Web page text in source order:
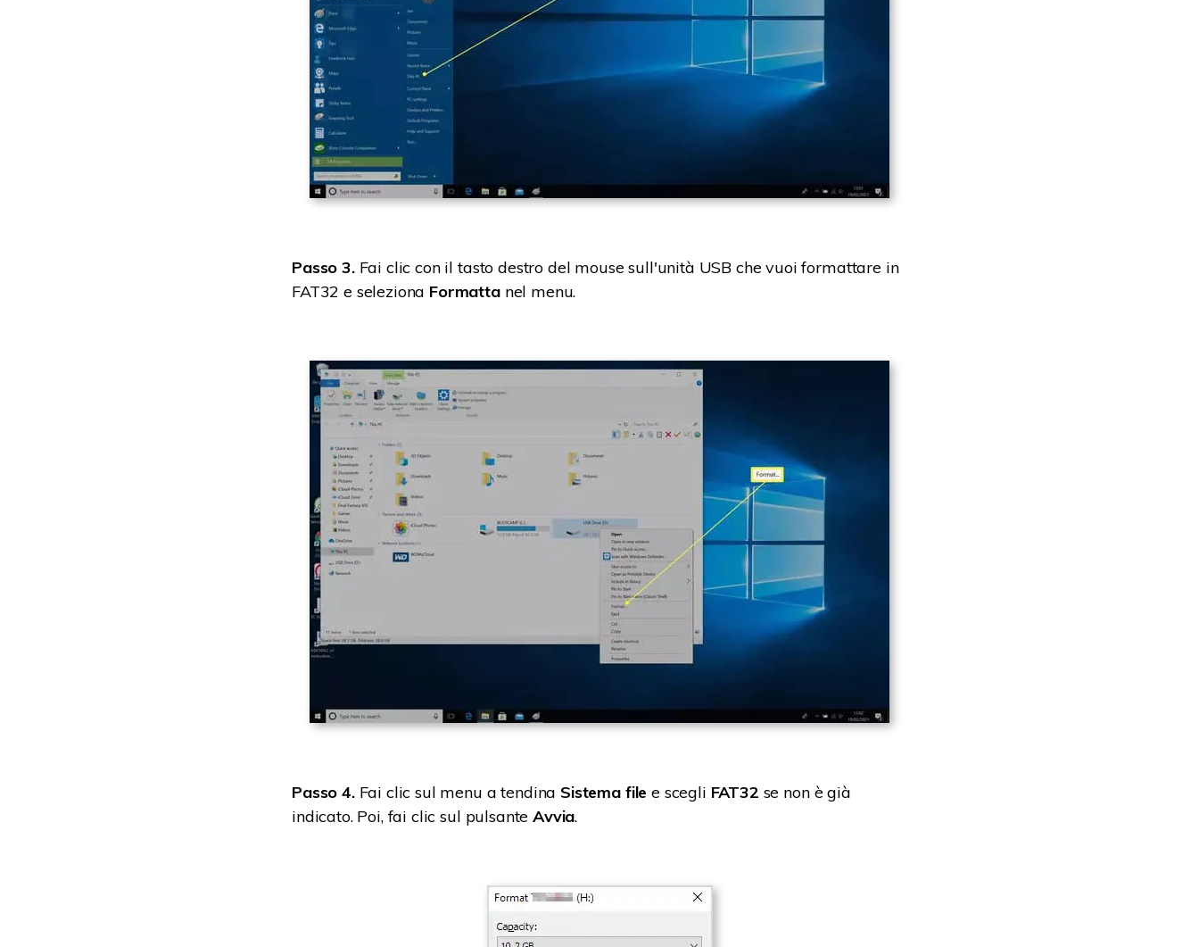
Passo 3.Fai clic con il tasto destro del mouse sull'unità USB che vuoi formattare in
FAT32 e seleziona Formattanel menu.
Passo 4.Fai clic sul menu a tendina Sistema file e scegli FAT32 se non è già
indicato. Poi, fai clic sul pulsanteAvvia.